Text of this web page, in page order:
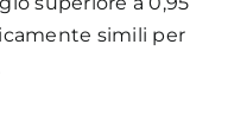
simili per